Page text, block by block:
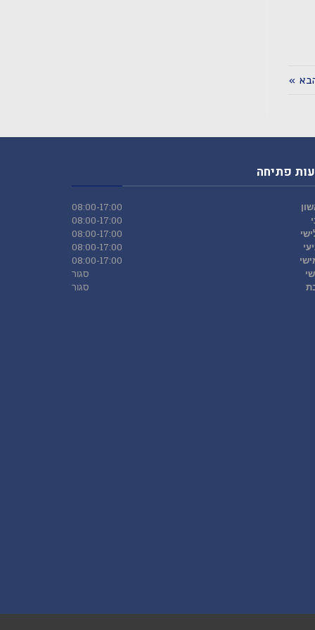
»
פתיחה
08:00-17:00
08:00-17:00
08:00-17:00
08:00-17:00
08:00-17:00
סגור
סגור